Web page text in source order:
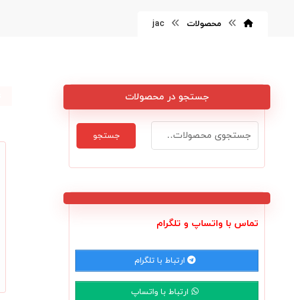
محصولات jac
جستجو در محصولات
جستجو
تماس با واتساپ و تلگرام
ارتباط با تلگرام
ارتباط با واتساپ